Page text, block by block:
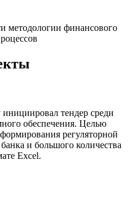
методологии финансового
тендер среди
обеспечения. Целью
регуляторной
и большого количества
Excel.